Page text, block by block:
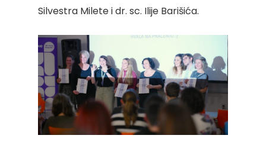
Silvestra Milete i dr. sc. Ilije Barišića.